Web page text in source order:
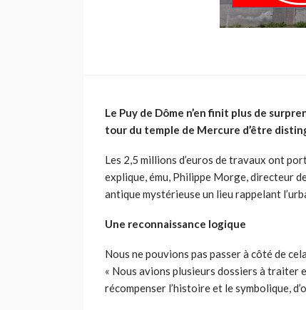
Le Puy de Dôme n’en finit plus de
tour du temple de Mercure d’être
Les 2,5 millions d’euros de travaux ont
explique, ému, Philippe Morge, directeur
antique mystérieuse un lieu rappelant
Une reconnaissance logique
Nous ne pouvions pas passer à côté de
« Nous avions plusieurs dossiers à traiter
récompenser l’histoire et le symbolique,